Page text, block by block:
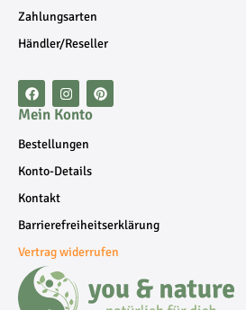
Zahlungsarten
Händler/Reseller
Mein Konto
Bestellungen
Konto-Details
Kontakt
Barrierefreiheitserklärung
Vertrag widerrufen